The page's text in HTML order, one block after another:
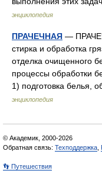
энциклопедия
ПРАЧЕЧНАЯ —
стирка и обработка
отделка очищенного
процессы обработки
1) подготовка
энциклопедия
© Академик, 2000-2026
Обратная связь: Техподдержка
👣 Путешествия